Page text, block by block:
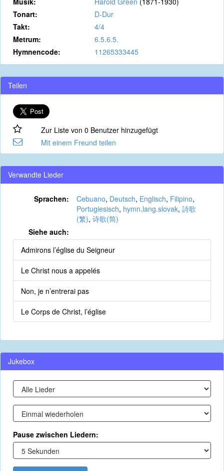
Tonart:
D-Dur
Takt:
4/4
Metrum:
6.5.6.5.
Hymnencode:
11265333445
Teilen
Zur Liste von 0 Benutzer hinzugefügt
Mit einem Freund teilen
Verwandte Lieder
Sprachen: Cebuano, Deutsch, Englisch, Filipino,
Portugiesisch, hymn.lang.slovak, 詩歌
(繁), 诗歌(简)
Siehe auch:
Admirons l’église du Seigneur
Le Christ nous a appelés
Non, je n’entrerai pas
Le Corps de Christ, l’église
Jukebox
Pause zwischen Liedern: